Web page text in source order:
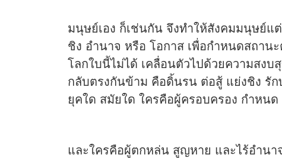
มนุษย์เอง ก็เช่นกัน จึงทำให้สังคมมนุษย์แ
ชิง อำนาจ หรือ โอกาส เพื่อกำหนดสถาน
โลกใบนี้ไม่ได้ เคลื่อนตัวไปด้วยความสง
กลับตรงกันข้าม คือดิ้นรน ต่อสู้ แย่งชิง รัก
ยุคใด สมัยใด ใครคือผู้ครอบครอง กำหน
และใครคือผู้ตกหล่น สูญหาย และไร้อำนา